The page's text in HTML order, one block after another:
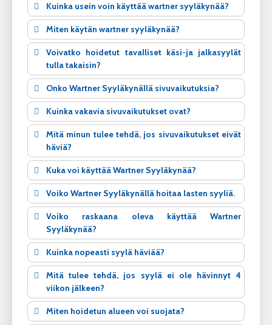
Kuinka usein voin käyttää wartner syyläkynää?
Miten käytän wartner syyläkynää?
Voivatko hoidetut tavalliset käsi-ja jalkasyylät
tulla takaisin?
Onko Wartner Syyläkynällä sivuvaikutuksia?
Kuinka vakavia sivuvaikutukset ovat?
Mitä minun tulee tehdä, jos sivuvaikutukset eivät
häviä?
Kuka voi käyttää Wartner Syyläkynää?
Voiko Wartner Syyläkynällä hoitaa lasten syyliä.
Voiko raskaana oleva käyttää Wartner
Syyläkynää?
Kuinka nopeasti syylä häviää?
Mitä tulee tehdä, jos syylä ei ole hävinnyt 4
viikon jälkeen?
Miten hoidetun alueen voi suojata?